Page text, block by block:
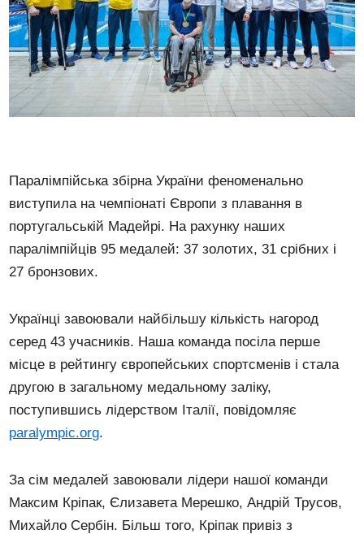
Паралімпійська збірна України феноменально
виступила на чемпіонаті Європи з плавання в
португальській Мадейрі. На рахунку наших
паралімпійців 95 медалей: 37 золотих, 31 срібних і
27 бронзових.
Українці завоювали найбільшу кількість нагород
серед 43 учасників. Наша команда посіла перше
місце в рейтингу європейських спортсменів і стала
другою в загальному медальному заліку,
поступившись лідерством Італії, повідомляє
paralympic.org.
За сім медалей завоювали лідери нашої команди
Максим Кріпак, Єлизавета Мерешко, Андрій Трусов,
Михайло Сербін. Більш того, Кріпак привіз з